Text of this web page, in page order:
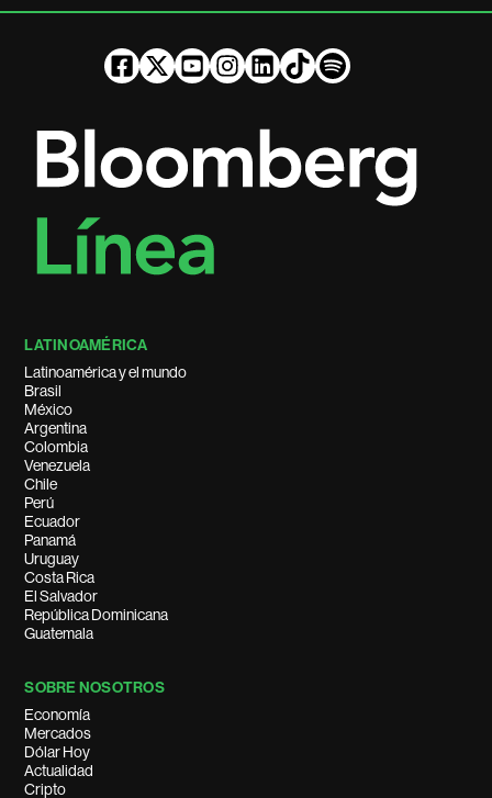
LATINOAMÉRICA
Latinoamérica y el mundo
Brasil
México
Argentina
Colombia
Venezuela
Chile
Perú
Ecuador
Panamá
Uruguay
Costa Rica
El Salvador
República Dominicana
Guatemala
SOBRE NOSOTROS
Economía
Mercados
Dólar Hoy
Actualidad
Cripto